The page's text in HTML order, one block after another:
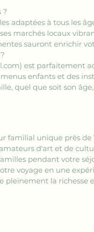
?
adaptées à tous les
marchés locaux
sauront enrichir
est parfaitement
enfants et des
quel que soit son
familial unique près de
d'art et de
pendant votre
voyage en une
la